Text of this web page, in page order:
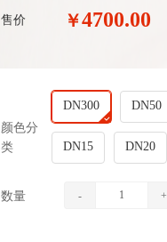
售价 ￥4700.00
颜色分
类
DN300 DN50
DN15 DN20
数量 - +